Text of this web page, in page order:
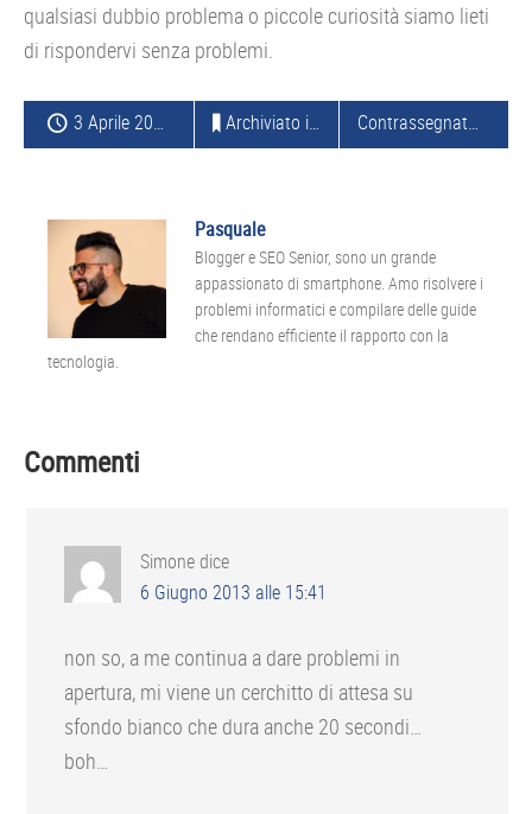
qualsiasi dubbio problema o piccole curiosità siamo lieti
di rispondervi senza problemi.
3 Aprile 2013 Archiviato in: SMARTPHONE,GOOGLE
Contrassegnato con:
Pasquale
Blogger e SEO Senior, sono un grande
appassionato di smartphone. Amo risolvere i
problemi informatici e compilare delle guide
che rendano efficiente il rapporto con la
tecnologia.
Interazioni
lettore
Commenti
Simone dice
6 Giugno 2013 alle 15:41
non so, a me continua a dare problemi in
apertura, mi viene un cerchitto di attesa su
sfondo bianco che dura anche 20 secondi…
boh…